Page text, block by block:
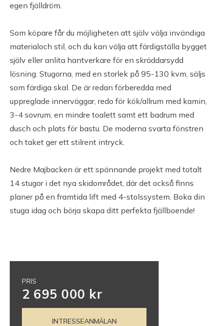
Ekonomi
Driftkostnad
Driftkostnad: ca 0 kr/år.
Taxeringsvärde
Taxeringsvärde: 239 000 SEK (fastställt avseende år
2024).
Taxeringsvärde byggnad: 0 SEK
Taxeringsvärde mark: 239 000 SEK
Typkod: 210, Småhusenhet, tomtmark
Värdeår:
Planbestämmelser: Detaljplan (2021-10-05)
egen fjälldröm.
Som köpare får du möjligheten att själv välja invändiga
materialoch stil, och du kan välja att färdigställa bygget
själv eller anlita hantverkare för en skräddarsydd
lösning. Stugorna, med en storlek på 95-130 kvm, säljs
som färdiga skal. De är redan förberedda med
uppreglade innerväggar, redo för kök/allrum med kamin,
3-4 sovrum, en mindre toalett samt ett badrum med
dusch och plats för bastu. De moderna svarta fönstren
och taket ger ett stilrent intryck.
Nedre Majbacken är ett spännande projekt med totalt
14 stugor i det nya skidområdet, där det också finns
planer på en framtida lift med 4-stolssystem. Boka din
stuga idag och börja skapa ditt perfekta fjällboende!
PRIS
2 695 000 kr
INTRESSEANMÄLAN